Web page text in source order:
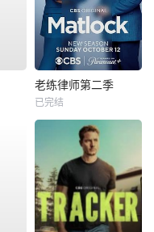
老练律师第二季
已完结